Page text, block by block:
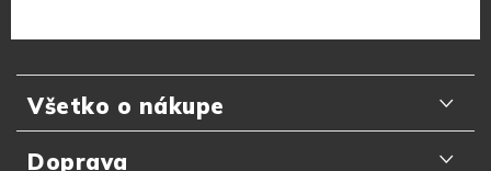
Všetko o nákupe
Odporúčania zákazníkov
Doprava